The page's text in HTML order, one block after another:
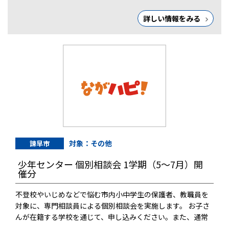
詳しい情報をみる
諫早市 対象：その他
少年センター 個別相談会 1学期（5～7月）開
催分
不登校やいじめなどで悩む市内小中学生の保護者、教職員を
対象に、専門相談員による個別相談会を実施します。 お子さ
んが在籍する学校を通じて、申し込みください。また、通常